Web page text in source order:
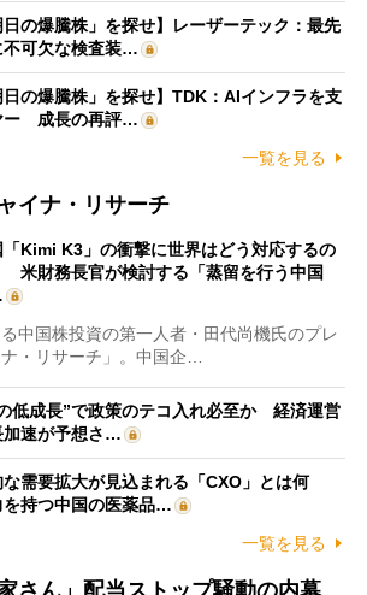
日の爆騰株」を探せ】レーザーテック：最先
不可欠な検査装…
日の爆騰株」を探せ】TDK：AIインフラを支
ー 成長の再評…
一覧を見る
イナ・リサーチ
「Kimi K3」の衝撃に世界はどう対応するの
米財務長官が検討する「蒸留を行う中国
中国株投資の第一人者・田代尚機氏のプレ
・リサーチ」。中国企…
低成長”で政策のテコ入れ必至か 経済運営
加速が予想さ…
需要拡大が見込まれる「CXO」とは何
持つ中国の医薬品…
一覧を見る
さん」配当ストップ騒動の内幕